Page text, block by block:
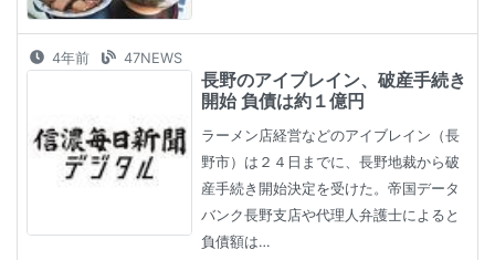
4年前 47NEWS
長野のアイブレイン、破産手続き
開始 負債は約１億円
ラーメン店経営などのアイブレイン（長
野市）は２４日までに、長野地裁から破
産手続き開始決定を受けた。帝国データ
バンク長野支店や代理人弁護士によると
負債額は…